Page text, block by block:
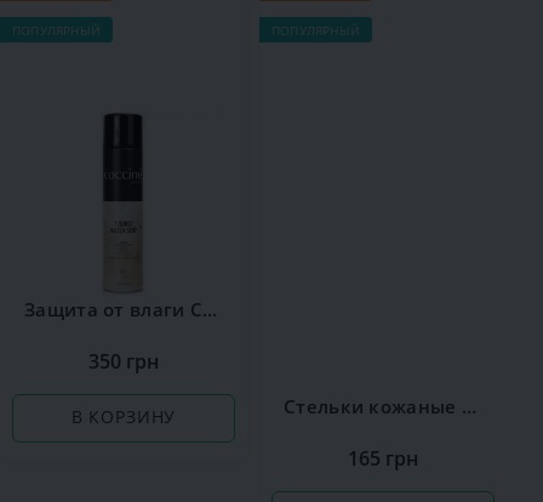
ПОПУЛЯРНЫЙ
Защита от влаги Сoccine
350 грн
В КОРЗИНУ
ПОПУЛЯРНЫЙ
Стельки кожаные Coccine Leather on Latex
165 грн